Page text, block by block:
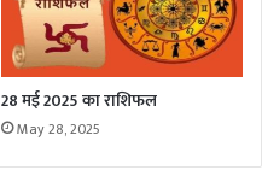
28 मई 2025 का राशिफल
May 28, 2025